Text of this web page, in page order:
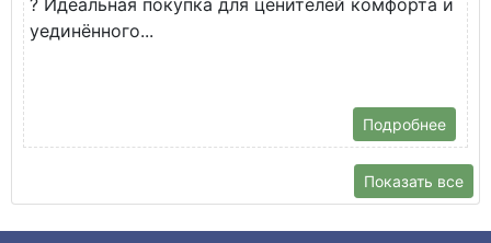
? Идеальная покупка для ценителей комфорта и
уединённого...
Подробнее
Показать все